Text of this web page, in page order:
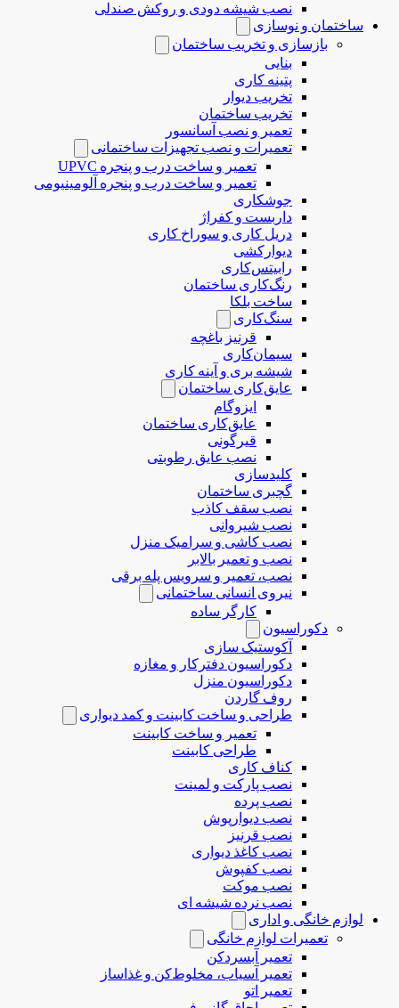
نصب شیشه دودی و روکش صندلی
ساختمان و نوسازی
بازسازی و تخریب ساختمان
بنایی
پتینه کاری
تخریب دیوار
تخریب ساختمان
تعمیر و نصب آسانسور
تعمیرات و نصب تجهیزات ساختمانی
تعمیر و ساخت درب و پنجره UPVC
تعمیر و ساخت درب و پنجره آلومینیومی
جوشکاری
داربست و کفراژ
دریل کاری و سوراخ کاری
دیوارکشی
رابیتس‌کاری
رنگ‌کاری ساختمان
ساخت بلکا
سنگ‌کاری
قرنیز باغچه
سیمان‌کاری
شیشه بری و آینه کاری
عایق‌کاری ساختمان
ایزوگام
عایق‌کاری ساختمان
قیرگونی
نصب عایق رطوبتی
کلیدسازی
گچبری ساختمان
نصب سقف کاذب
نصب شیروانی
نصب کاشی و سرامیک منزل
نصب و تعمیر بالابر
نصب، تعمیر و سرویس پله برقی
نیروی انسانی ساختمانی
کارگر ساده
دکوراسیون
آکوستیک سازی
دکوراسیون دفترکار و مغازه
دکوراسیون منزل
روف گاردن
طراحی و ساخت کابینت و کمد دیواری
تعمیر و ساخت کابینت
طراحی کابینت
کناف کاری
نصب پارکت و لمینت
نصب پرده
نصب دیوارپوش
نصب قرنیز
نصب کاغذ دیواری
نصب کفپوش
نصب موکت
نصب نرده شیشه ای
لوازم خانگی و اداری
تعمیرات لوازم خانگی
تعمیر آبسردکن
تعمیر آسیاب، مخلوط‌کن و غذاساز
تعمیر اتو